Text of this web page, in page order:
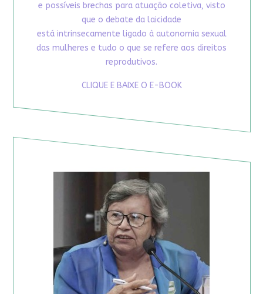
e possíveis brechas para atuação coletiva, visto
que o debate da laicidade
está intrinsecamente ligado à autonomia sexual
das mulheres e tudo o que se refere aos direitos
reprodutivos.
CLIQUE E BAIXE O E-BOOK